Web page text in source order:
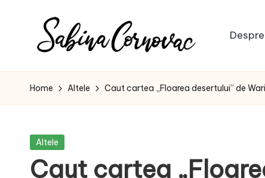
S
a
i
creator
de
de
16
ani
Home Altele Caut cartea „Floarea desertului” de
Posted
Altele
Caut cartea